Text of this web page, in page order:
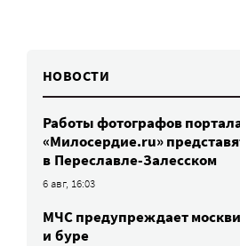
НОВОСТИ
Работы фотографов
«Милосердие.ru»
в Переславле-Залесском
6 авг, 16:03
МЧС предупреждает
и буре